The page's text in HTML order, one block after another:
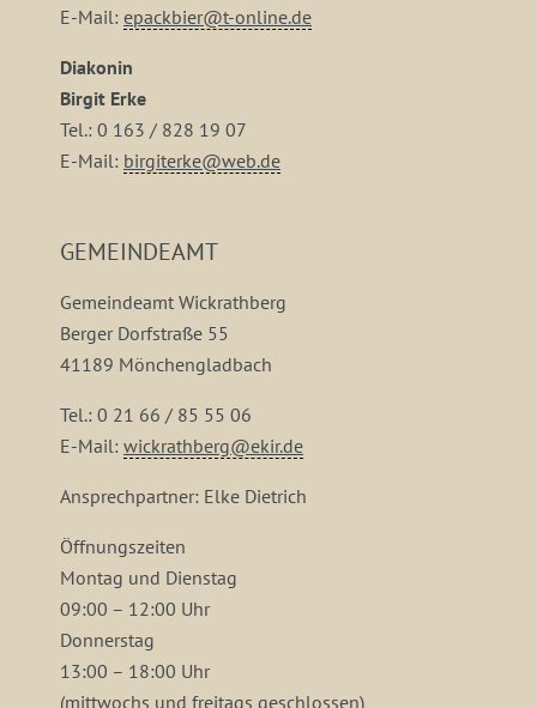
E-Mail: epackbier@t-online.de
Diakonin
Birgit Erke
Tel.: 0 163 / 828 19 07
E-Mail: birgiterke@web.de
GEMEINDEAMT
Gemeindeamt Wickrathberg
Berger Dorfstraße 55
41189 Mönchengladbach
Tel.: 0 21 66 / 85 55 06
E-Mail: wickrathberg@ekir.de
Ansprechpartner: Elke Dietrich
Öffnungszeiten
Montag und Dienstag
09:00 – 12:00 Uhr
Donnerstag
13:00 – 18:00 Uhr
(mittwochs und freitags geschlossen)